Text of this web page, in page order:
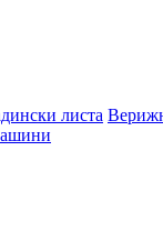
листа